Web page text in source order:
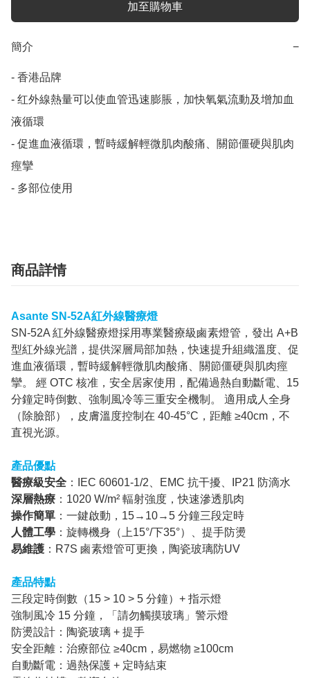
加至購物車
簡介 −
- 香港品牌
- 红外線熱量可以使血管迅速膨脹，加快氧氣流動及增加血
液循環
- 促進血液循環，暫時緩解輕微肌肉酸痛、關節僵硬與肌肉
痙攣
- 多部位使用
商品詳情
Asante SN-52A紅外線醫療燈
SN-52A 紅外線醫療燈採用專業醫療級鹵素燈管，發出 A+B
型紅外線光譜，提供深層局部加熱，快速提升組織溫度、促
進血液循環，暫時緩解輕微肌肉酸痛、關節僵硬與肌肉痙
攣。 經 OTC 核准，安全居家使用，配備過熱自動斷電、15
分鐘定時倒數、強制風冷等三重安全機制。 適用成人全身
（除臉部），皮膚溫度控制在 40-45°C，距離 ≥40cm，不
直視光源。
產品優點
醫療級安全 ：IEC 60601-1/2、EMC 抗干擾、IP21 防滴水
深層熱療 ：1020 W/m² 輻射強度，快速滲透肌肉
操作簡單 ：一鍵啟動，15→10→5 分鐘三段定時
人體工學 ：旋轉機身（上15°/下35°）、提手防燙
易維護 ：R7S 鹵素燈管可更換，陶瓷玻璃防UV
產品特點
三段定時倒數（15 > 10 > 5 分鐘）+ 指示燈
強制風冷 15 分鐘，「請勿觸摸玻璃」警示燈
防燙設計：陶瓷玻璃 + 提手
安全距離：治療部位 ≥40cm，易燃物 ≥100cm
自動斷電：過熱保護 + 定時結束